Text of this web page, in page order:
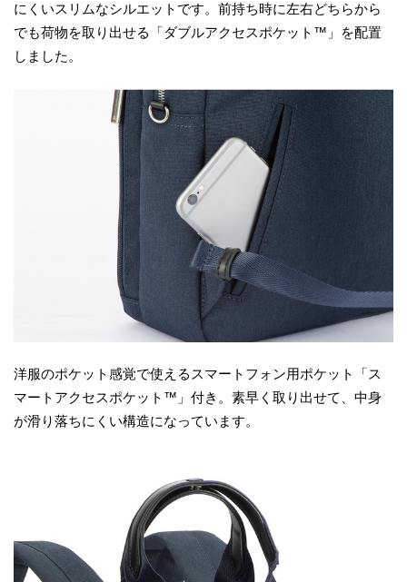
にくいスリムなシルエットです。前持ち時に左右どちらから
でも荷物を取り出せる「ダブルアクセスポケット™」を配置
しました。
洋服のポケット感覚で使えるスマートフォン用ポケット「ス
マートアクセスポケット™」付き。素早く取り出せて、中身
が滑り落ちにくい構造になっています。